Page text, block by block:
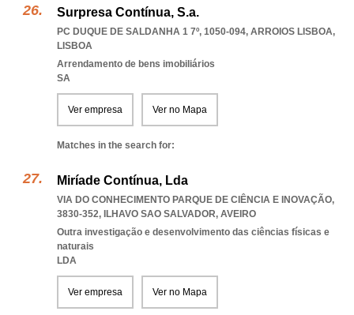
Surpresa Contínua, S.a.
PC DUQUE DE SALDANHA 1 7º, 1050-094, ARROIOS LISBOA,
LISBOA
Arrendamento de bens imobiliários
SA
Ver empresa Ver no Mapa
Matches in the search for:
Miríade Contínua, Lda
VIA DO CONHECIMENTO PARQUE DE CIÊNCIA E INOVAÇÃO,
3830-352, ILHAVO SAO SALVADOR, AVEIRO
Outra investigação e desenvolvimento das ciências físicas e
naturais
LDA
Ver empresa Ver no Mapa